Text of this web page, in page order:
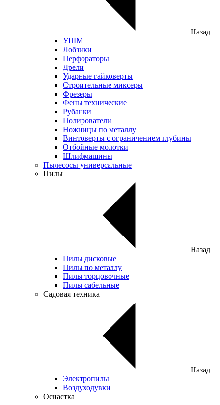
Назад
УШМ
Лобзики
Перфораторы
Дрели
Ударные гайковерты
Строительные миксеры
Фрезеры
Фены технические
Рубанки
Полирователи
Ножницы по металлу
Винтоверты с ограничением глубины
Отбойные молотки
Шлифмашины
Пылесосы универсальные
Пилы
Назад
Пилы дисковые
Пилы по металлу
Пилы торцовочные
Пилы сабельные
Садовая техника
Назад
Электропилы
Воздуходувки
Оснастка